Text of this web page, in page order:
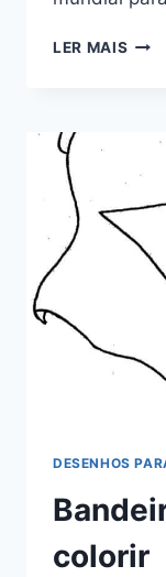
LER MAIS MAPA
DESENHOS
colorir